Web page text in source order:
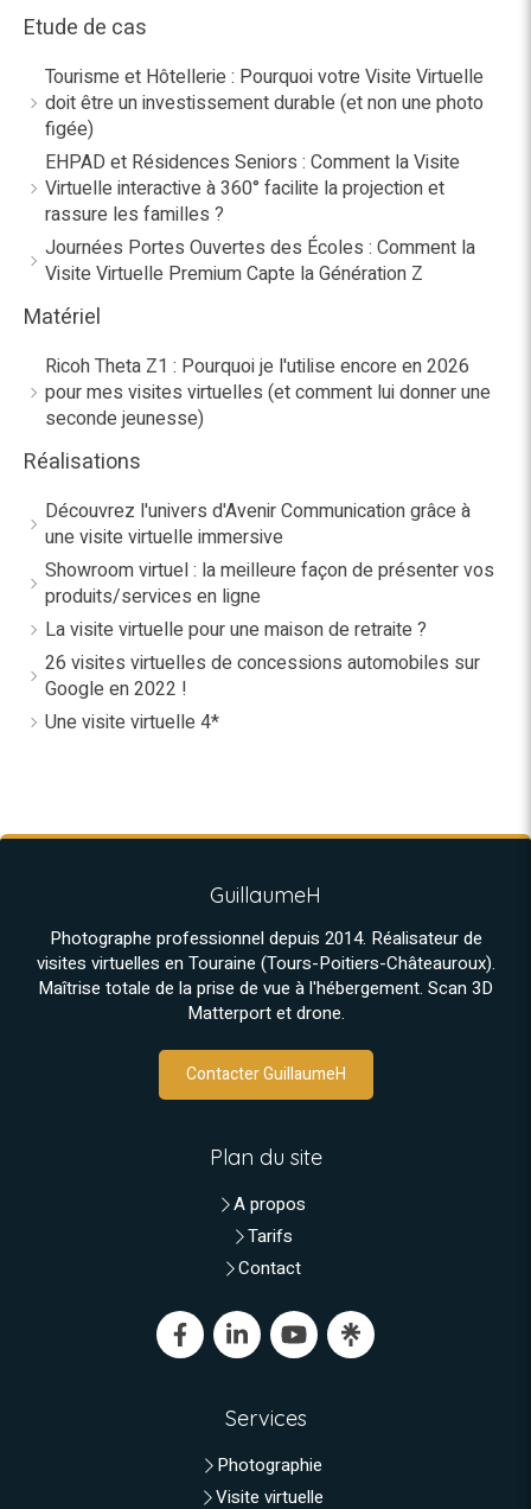
Etude de cas
Tourisme et Hôtellerie : Pourquoi votre Visite Virtuelle
doit être un investissement durable (et non une photo
figée)
EHPAD et Résidences Seniors : Comment la Visite
Virtuelle interactive à 360° facilite la projection et
rassure les familles ?
Journées Portes Ouvertes des Écoles : Comment la
Visite Virtuelle Premium Capte la Génération Z
Matériel
Ricoh Theta Z1 : Pourquoi je l'utilise encore en 2026
pour mes visites virtuelles (et comment lui donner une
seconde jeunesse)
Réalisations
Découvrez l'univers d'Avenir Communication grâce à
une visite virtuelle immersive
Showroom virtuel : la meilleure façon de présenter vos
produits/services en ligne
La visite virtuelle pour une maison de retraite ?
26 visites virtuelles de concessions automobiles sur
Google en 2022 !
Une visite virtuelle 4*
GuillaumeH
Photographe professionnel depuis 2014. Réalisateur de
visites virtuelles en Touraine (Tours-Poitiers-Châteauroux).
Maîtrise totale de la prise de vue à l'hébergement. Scan 3D
Matterport et drone.
Contacter GuillaumeH
Plan du site
A propos
Tarifs
Contact
Services
Photographie
Visite virtuelle